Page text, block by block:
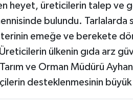
heyet, üreticilerin talep ve
bulundu. Tarlalarda
terinin emeğe ve berekete
ülkenin gıda arz
ve Orman Müdürü
desteklenmesinin büyük